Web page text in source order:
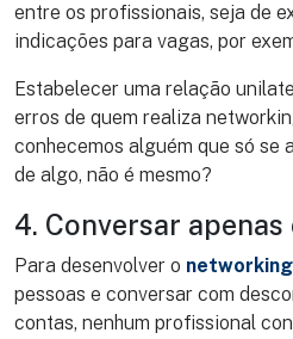
entre os profissionais, seja de
indicações para vagas, por
Estabelecer uma relação
erros de quem realiza
conhecemos alguém que só se
de algo, não é mesmo?
4. Conversar
Para desenvolver o networking
pessoas e conversar com
contas, nenhum profissional